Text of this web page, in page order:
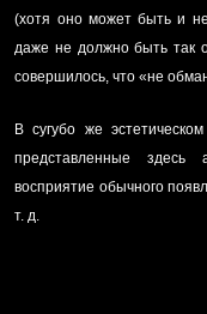
(хотя оно может быть и
даже не должно быть так
совершилось, что «не
В сугубо же
представленные
восприятие обычного
т. д.